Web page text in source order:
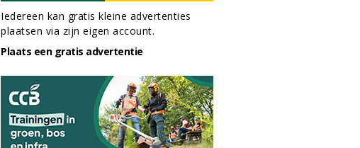
Iedereen kan gratis kleine advertenties
plaatsen via zijn eigen account.
Plaats een gratis advertentie